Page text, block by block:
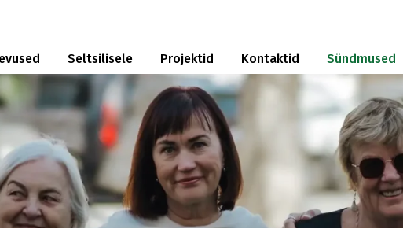
Seltsilisele Projektid Kontaktid Sündmused